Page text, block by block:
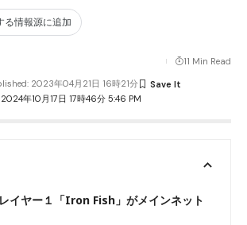
情報源に追加
年10月17日 17時46分 5:46 PM
2023年04月21日 16時21分
11 Min Read
イヤー１「Iron Fish」がメインネット